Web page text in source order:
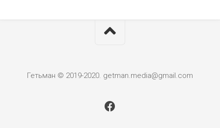
Гетьман © 2019-2020. getman.media@gmail.com